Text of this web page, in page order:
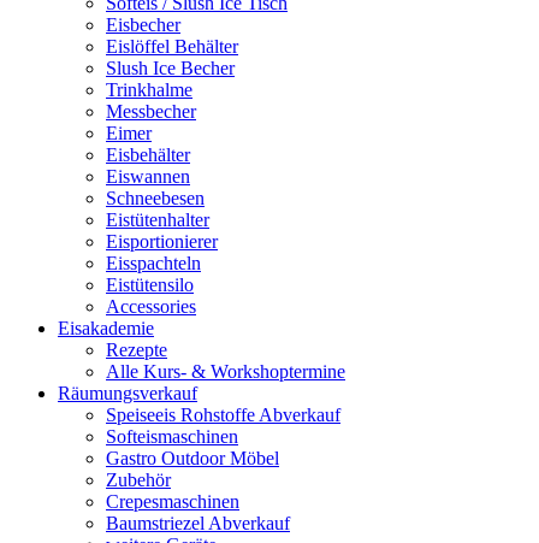
Eisbecher
Eislöffel Behälter
Slush Ice Becher
Trinkhalme
Messbecher
Eimer
Eisbehälter
Eiswannen
Schneebesen
Eistütenhalter
Eisportionierer
Eisspachteln
Eistütensilo
Accessories
Eisakademie
Rezepte
Alle Kurs- & Workshoptermine
Räumungsverkauf
Speiseeis Rohstoffe Abverkauf
Softeismaschinen
Gastro Outdoor Möbel
Zubehör
Crepesmaschinen
Baumstriezel Abverkauf